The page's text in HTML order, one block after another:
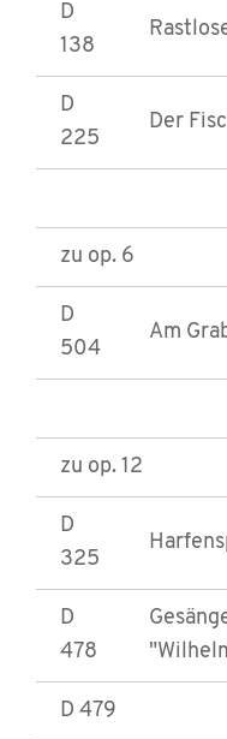
D
138
D
225
Der
zu op. 6
D
504
Am
zu op. 12
D
325
D
478
D 479